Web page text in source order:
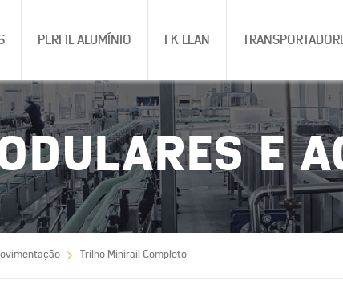
PERFIL ALUMÍNIO FK LEAN
E
Trilho Minirail Completo